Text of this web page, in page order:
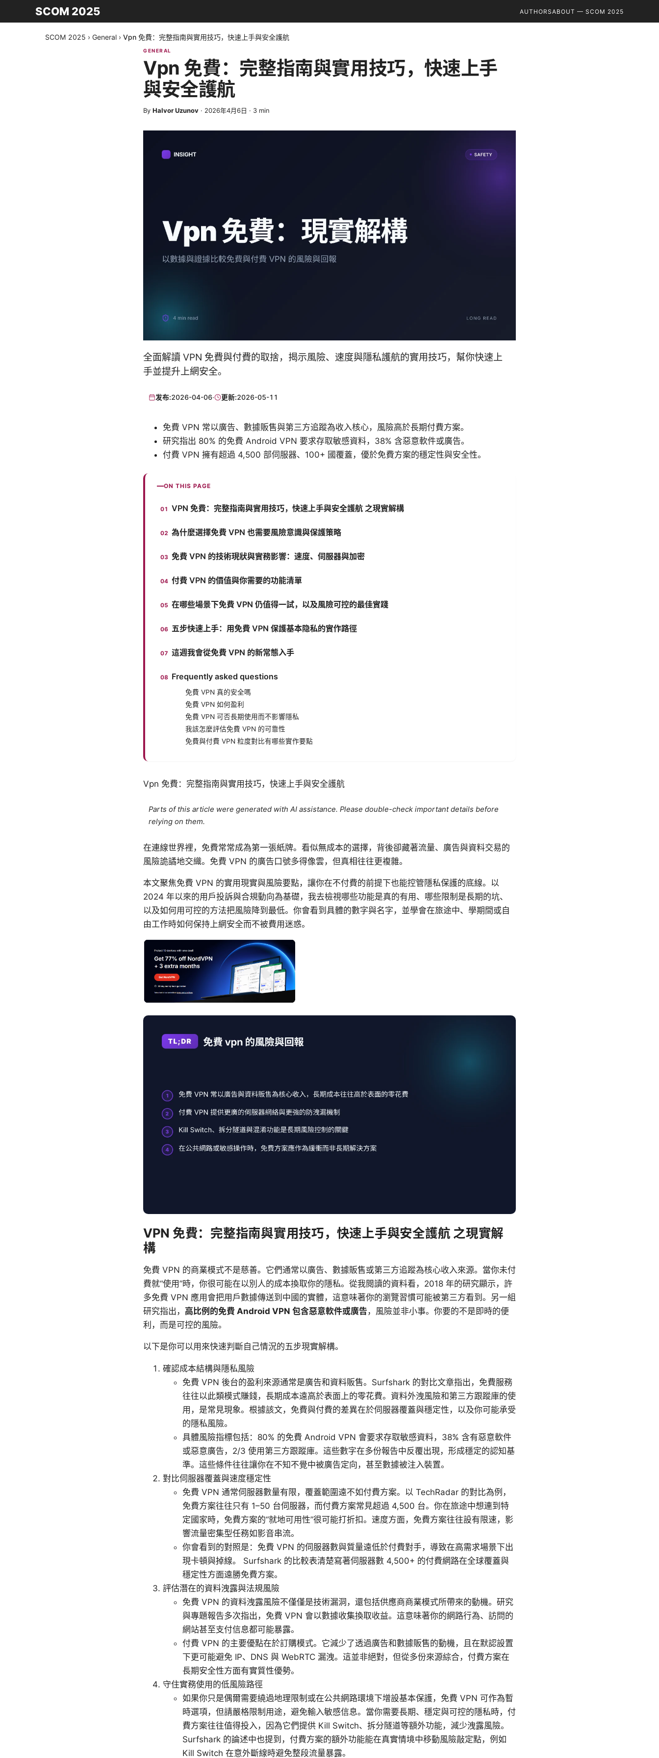
SCOM 2025 AUTHORSABOUT — SCOM 2025
SCOM 2025 › General › Vpn 免費：完整指南與實用技巧，快速上手與安全護航
GENERAL
Vpn 免費：完整指南與實用技巧，快速上手
與安全護航
By Halvor Uzunov · 2026年4月6日 · 3 min
全面解讀 VPN 免費與付費的取捨，揭示風險、速度與隱私護航的實用技巧，幫你快速上
手並提升上網安全。
发布:2026-04-06· 更新:2026-05-11
免費 VPN 常以廣告、數據販售與第三方追蹤為收入核心，風險高於長期付費方案。
研究指出 80% 的免費 Android VPN 要求存取敏感資料，38% 含惡意軟件或廣告。
付費 VPN 擁有超過 4,500 部伺服器、100+ 國覆蓋，優於免費方案的穩定性與安全性。
ON THIS PAGE
VPN 免費：完整指南與實用技巧，快速上手與安全護航 之現實解構
為什麼選擇免費 VPN 也需要風險意識與保護策略
免費 VPN 的技術現狀與實務影響：速度、伺服器與加密
付費 VPN 的價值與你需要的功能清單
在哪些場景下免費 VPN 仍值得一試，以及風險可控的最佳實踐
五步快速上手：用免費 VPN 保護基本隐私的實作路徑
這週我會從免費 VPN 的新常態入手
Frequently asked questions
免費 VPN 真的安全嗎
免費 VPN 如何盈利
免費 VPN 可否長期使用而不影響隱私
我該怎麼評估免費 VPN 的可靠性
免費與付費 VPN 粒度對比有哪些實作要點
Vpn 免費：完整指南與實用技巧，快速上手與安全護航
Parts of this article were generated with AI assistance. Please double-check important details before
relying on them.
在連線世界裡，免費常常成為第一張紙牌。看似無成本的選擇，背後卻藏著流量、廣告與資料交易的
風險詭譎地交織。免費 VPN 的廣告口號多得像雲，但真相往往更複雜。
本文聚焦免費 VPN 的實用現實與風險要點，讓你在不付費的前提下也能控管隱私保護的底線。以
2024 年以來的用戶投訴與合規動向為基礎，我去檢視哪些功能是真的有用、哪些限制是長期的坑、
以及如何用可控的方法把風險降到最低。你會看到具體的數字與名字，並學會在旅途中、學期間或自
由工作時如何保持上網安全而不被費用迷惑。
VPN 免費：完整指南與實用技巧，快速上手與安全護航 之現實解
構
免費 VPN 的商業模式不是慈善。它們通常以廣告、數據販售或第三方追蹤為核心收入來源。當你未付
費就“使用”時，你很可能在以別人的成本換取你的隱私。從我閱讀的資料看，2018 年的研究顯示，許
多免費 VPN 應用會把用戶數據傳送到中國的實體，這意味著你的瀏覽習慣可能被第三方看到。另一組
研究指出， 高比例的免費 Android VPN 包含惡意軟件或廣告 ，風險並非小事。你要的不是即時的便
利，而是可控的風險。
以下是你可以用來快速判斷自己情況的五步現實解構。
確認成本結構與隱私風險
免費 VPN 後台的盈利來源通常是廣告和資料販售。Surfshark 的對比文章指出，免費服務
往往以此類模式賺錢，長期成本遠高於表面上的零花費。資料外洩風險和第三方跟蹤庫的使
用，是常見現象。根據該文，免費與付費的差異在於伺服器覆蓋與穩定性，以及你可能承受
的隱私風險。
具體風險指標包括：80% 的免費 Android VPN 會要求存取敏感資料，38% 含有惡意軟件
或惡意廣告，2/3 使用第三方跟蹤庫。這些數字在多份報告中反覆出現，形成穩定的認知基
準。這些條件往往讓你在不知不覺中被廣告定向，甚至數據被注入裝置。
對比伺服器覆蓋與速度穩定性
免費 VPN 通常伺服器數量有限，覆蓋範圍遠不如付費方案。以 TechRadar 的對比為例，
免費方案往往只有 1–50 台伺服器，而付費方案常見超過 4,500 台。你在旅途中想連到特
定國家時，免費方案的“就地可用性”很可能打折扣。速度方面，免費方案往往設有限速，影
響流量密集型任務如影音串流。
你會看到的對照是：免費 VPN 的伺服器數與質量遠低於付費對手，導致在高需求場景下出
現卡頓與掉線。 Surfshark 的比較表清楚寫著伺服器數 4,500+ 的付費網路在全球覆蓋與
穩定性方面遠勝免費方案。
評估潛在的資料洩露與法規風險
免費 VPN 的資料洩露風險不僅僅是技術漏洞，還包括供應商商業模式所帶來的動機。研究
與專題報告多次指出，免費 VPN 會以數據收集換取收益。這意味著你的網路行為、訪問的
網站甚至支付信息都可能暴露。
付費 VPN 的主要優點在於訂購模式。它減少了透過廣告和數據販售的動機，且在默認設置
下更可能避免 IP、DNS 與 WebRTC 漏洩。這並非絕對，但從多份來源綜合，付費方案在
長期安全性方面有實質性優勢。
守住實務使用的低風險路徑
如果你只是偶爾需要繞過地理限制或在公共網路環境下增設基本保護，免費 VPN 可作為暫
時選項，但請嚴格限制用途，避免輸入敏感信息。當你需要長期、穩定與可控的隱私時，付
費方案往往值得投入，因為它們提供 Kill Switch、拆分隧道等額外功能，減少洩露風險。
Surfshark 的論述中也提到，付費方案的額外功能能在真實情境中移動風險敲定點，例如
Kill Switch 在意外斷線時避免整段流量暴露。